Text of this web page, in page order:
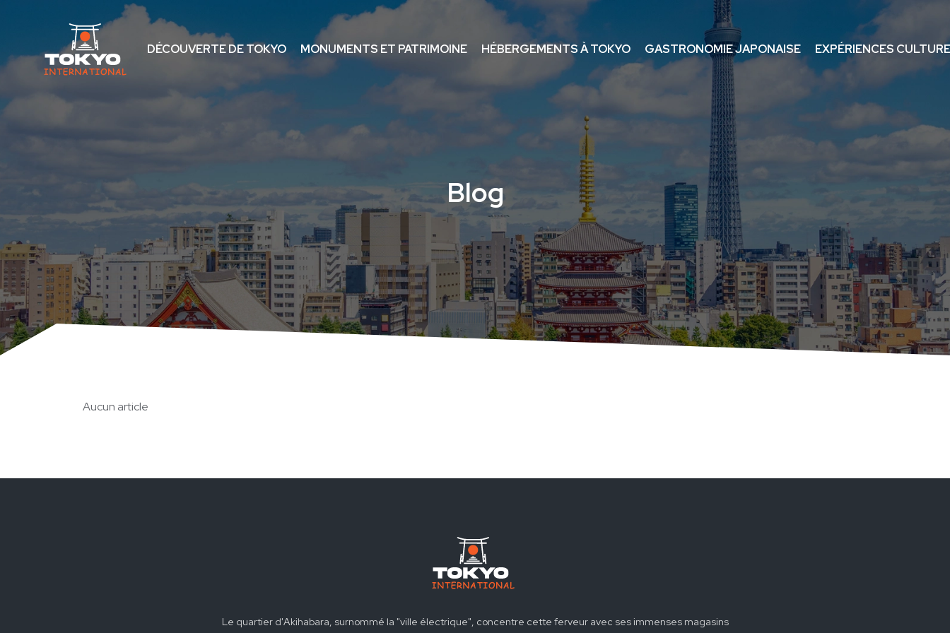
DÉCOUVERTE DE TOKYO MONUMENTS ET PATRIMOINE HÉBERGEMENTS À TOKYO GASTRONOMIE JAPONAISE EXPÉRIENCES
Blog
Aucun article
Le quartier d'Akihabara, surnommé la "ville électrique", concentre cette ferveur avec ses immenses magasins